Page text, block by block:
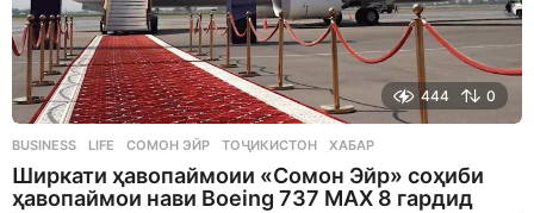
444 0
BUSINESS ,LIFE СОМОН ЭЙР ,ТОҶИКИСТОН ,ХАБАР
Ширкати ҳавопаймоии «Сомон Эйр» соҳиби
ҳавопаймои нави Boeing 737 MAX 8 гардид